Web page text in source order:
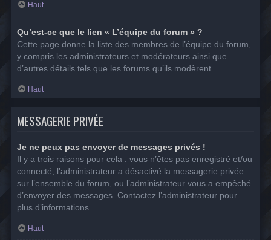
Haut
Qu’est-ce que le lien « L’équipe du forum » ?
Cette page donne la liste des membres de l’équipe du forum,
y compris les administrateurs et modérateurs ainsi que
d’autres détails tels que les forums qu’ils modèrent.
Haut
MESSAGERIE PRIVÉE
Je ne peux pas envoyer de messages privés !
Il y a trois raisons pour cela : vous n’êtes pas enregistré et/ou
connecté, l’administrateur a désactivé la messagerie privée
sur l’ensemble du forum, ou l’administrateur vous a empêché
d’envoyer des messages. Contactez l’administrateur pour
plus d’informations.
Haut